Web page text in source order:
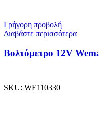
Γρήγορη προβολή
Διαβάστε περισσότερα
Βολτόμετρο 12V
SKU: WE110330